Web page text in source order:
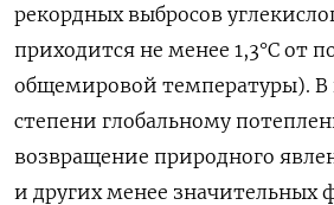
рекордных выбросов
приходится не менее 1,3°C от
общемировой температуры). В
степени глобальному
возвращение природного
и других менее значительных